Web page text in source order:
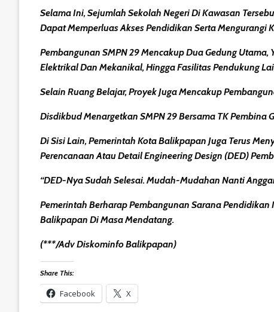
Selama Ini, Sejumlah Sekolah Negeri Di Kawasan
Dapat Memperluas Akses Pendidikan Serta Mengurangi
Pembangunan SMPN 29 Mencakup Dua Gedung
Elektrikal Dan Mekanikal, Hingga Fasilitas Pendukung
Selain Ruang Belajar, Proyek Juga Mencakup
Disdikbud Menargetkan SMPN 29 Bersama TK
Di Sisi Lain, Pemerintah Kota Balikpapan Juga Terus
Perencanaan Atau Detail Engineering Design (DED)
“DED-Nya Sudah Selesai. Mudah-Mudahan Nanti
Pemerintah Berharap Pembangunan Sarana
Balikpapan Di Masa Mendatang.
(***/Adv Diskominfo Balikpapan)
Share This:
Facebook X